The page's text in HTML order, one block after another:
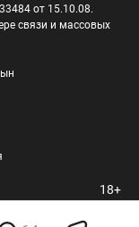
от 15.10.08.
связи и массовых
18+